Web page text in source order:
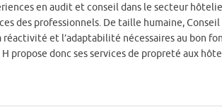
en audit et conseil dans le secteur
des professionnels. De taille humaine,
et l’adaptabilité nécessaires au bon
propose donc ses services de propreté aux